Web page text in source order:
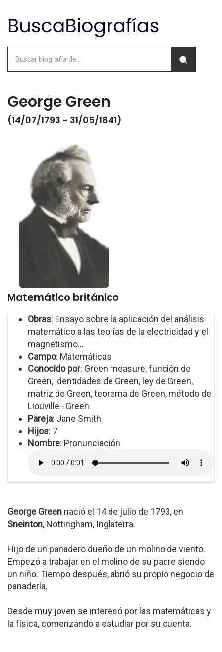
George Green
(14/07/1793 - 31/05/1841)
Matemático británico
Obras: Ensayo sobre la aplicación del análisis
matemático a las teorías de la electricidad y el
magnetismo...
Campo: Matemáticas
Conocido por: Green measure, función de
Green, identidades de Green, ley de Green,
matriz de Green, teorema de Green, método de
Liouville–Green
Pareja: Jane Smith
Hijos: 7
Nombre: Pronunciación
George Green nació el 14 de julio de 1793, en
Sneinton, Nottingham, Inglaterra.
Hijo de un panadero dueño de un molino de viento.
Empezó a trabajar en el molino de su padre siendo
un niño. Tiempo después, abrió su propio negocio de
panadería.
Desde muy joven se interesó por las matemáticas y
la física, comenzando a estudiar por su cuenta.